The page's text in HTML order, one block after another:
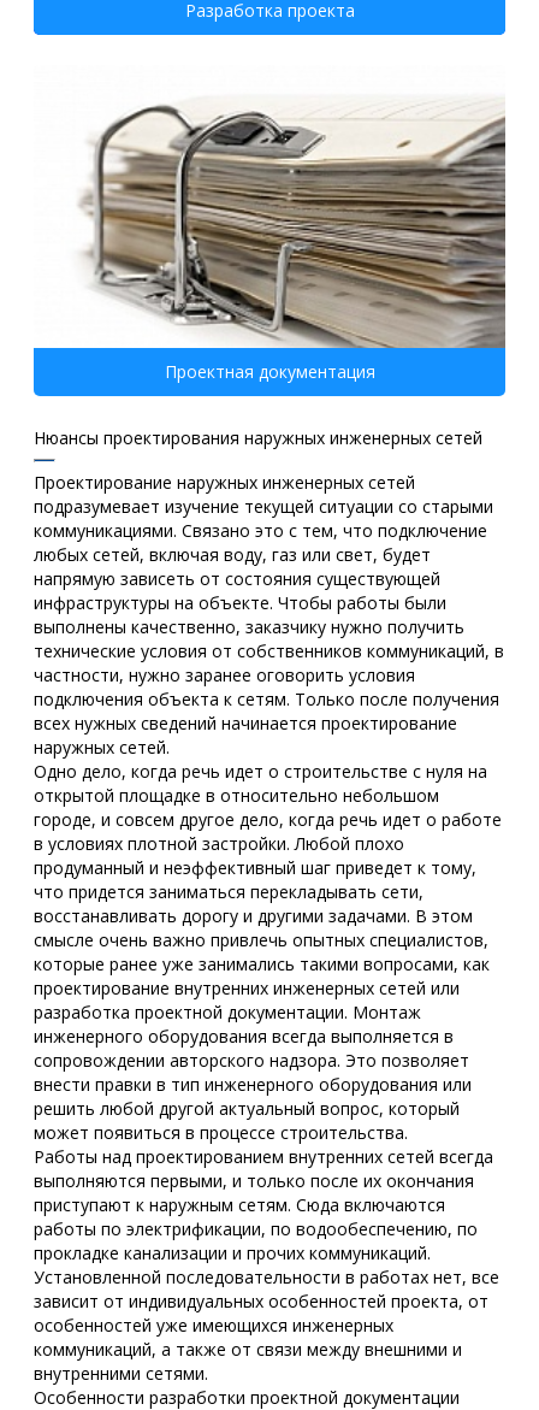
Разработка проекта
Проектная документация
Нюансы проектирования наружных инженерных сетей
Проектирование наружных инженерных сетей
подразумевает изучение текущей ситуации со старыми
коммуникациями. Связано это с тем, что подключение
любых сетей, включая воду, газ или свет, будет
напрямую зависеть от состояния существующей
инфраструктуры на объекте. Чтобы работы были
выполнены качественно, заказчику нужно получить
технические условия от собственников коммуникаций, в
частности, нужно заранее оговорить условия
подключения объекта к сетям. Только после получения
всех нужных сведений начинается проектирование
наружных сетей.
Одно дело, когда речь идет о строительстве с нуля на
открытой площадке в относительно небольшом
городе, и совсем другое дело, когда речь идет о работе
в условиях плотной застройки. Любой плохо
продуманный и неэффективный шаг приведет к тому,
что придется заниматься перекладывать сети,
восстанавливать дорогу и другими задачами. В этом
смысле очень важно привлечь опытных специалистов,
которые ранее уже занимались такими вопросами, как
проектирование внутренних инженерных сетей или
разработка проектной документации. Монтаж
инженерного оборудования всегда выполняется в
сопровождении авторского надзора. Это позволяет
внести правки в тип инженерного оборудования или
решить любой другой актуальный вопрос, который
может появиться в процессе строительства.
Работы над проектированием внутренних сетей всегда
выполняются первыми, и только после их окончания
приступают к наружным сетям. Сюда включаются
работы по электрификации, по водообеспечению, по
прокладке канализации и прочих коммуникаций.
Установленной последовательности в работах нет, все
зависит от индивидуальных особенностей проекта, от
особенностей уже имеющихся инженерных
коммуникаций, а также от связи между внешними и
внутренними сетями.
Особенности разработки проектной документации